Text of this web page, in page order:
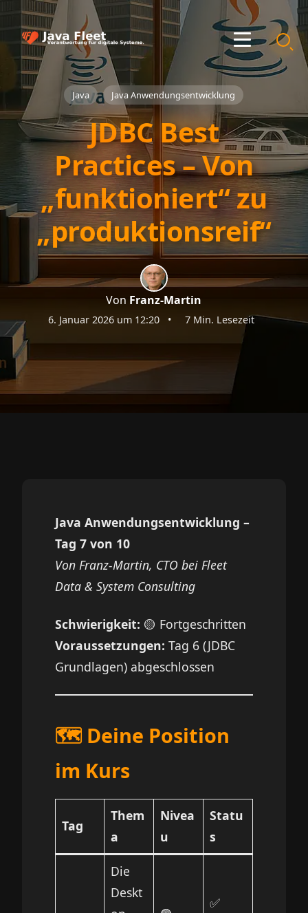
Java Java Anwendungsentwicklung
JDBC Best
Practices – Von
„funktioniert“ zu
„produktionsreif“
Von Franz-Martin
6. Januar 2026 um 12:20 • 7 Min. Lesezeit
Java Anwendungsentwicklung –
Tag 7 von 10
Von Franz-Martin, CTO bei Fleet
Data & System Consulting
Schwierigkeit: 🟡 Fortgeschritten
Voraussetzungen: Tag 6 (JDBC
Grundlagen) abgeschlossen
🗺️ Deine Position
im Kurs
Tag
Them
a
Nivea
u
Statu
s
Die
Deskt
✅